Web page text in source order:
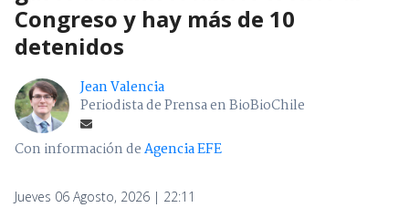
Congreso y hay más de 10
detenidos
Jean Valencia
Periodista de Prensa en BioBioChile
Con información deAgencia EFE
Jueves 06 Agosto, 2026 | 22:11